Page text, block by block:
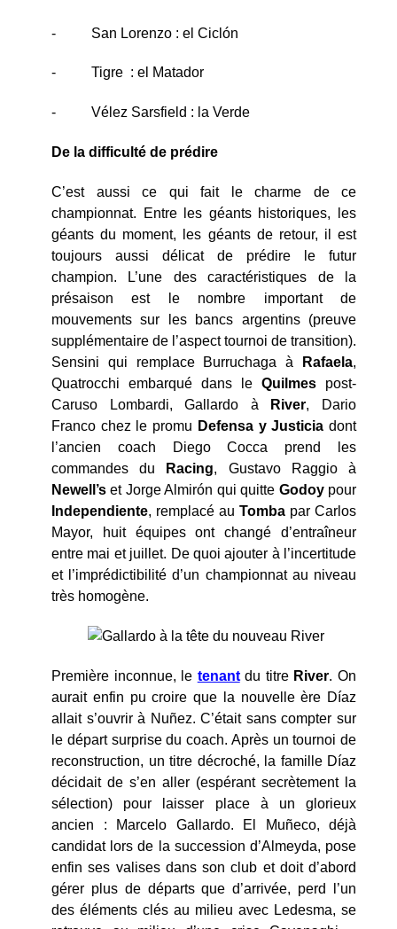
- San Lorenzo : el Ciclón
- Tigre : el Matador
- Vélez Sarsfield : la Verde
De la difficulté de prédire
C’est aussi ce qui fait le charme de ce
championnat. Entre les géants historiques, les
géants du moment, les géants de retour, il est
toujours aussi délicat de prédire le futur
champion. L’une des caractéristiques de la
présaison est le nombre important de
mouvements sur les bancs argentins (preuve
supplémentaire de l’aspect tournoi de transition).
Sensini qui remplace Burruchaga à
Rafaela,
Quatrocchi embarqué dans le Quilmes post-
Caruso Lombardi, Gallardo à
River, Dario
Franco chez le promu Defensa y Justicia dont
l’ancien coach Diego Cocca prend les
commandes du
Racing, Gustavo Raggio à
Newell’s et Jorge Almirón qui quitte Godoypour
Independiente, remplacé au Tomba par Carlos
Mayor, huit équipes ont changé d’entraîneur
entre mai et juillet. De quoi ajouter à l’incertitude
et l’imprédictibilité d’un championnat au niveau
très homogène.
Première inconnue, le tenantdu titre River. On
aurait enfin pu croire que la nouvelle ère Díaz
allait s’ouvrir à Nuñez. C’était sans compter sur
le départ surprise du coach. Après un tournoi de
reconstruction, un titre décroché, la famille Díaz
décidait de s’en aller (espérant secrètement la
sélection) pour laisser place à un glorieux
ancien : Marcelo Gallardo. El Muñeco, déjà
candidat lors de la succession d’Almeyda, pose
enfin ses valises dans son club et doit d’abord
gérer plus de départs que d’arrivée, perd l’un
des éléments clés au milieu avec Ledesma, se